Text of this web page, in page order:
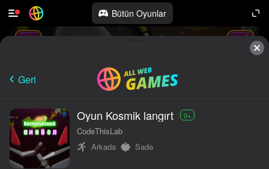
Bütün Oyunlar
Geri
Oyun Kosmik langırt 0+
CodeThisLab
Arkada
Sadə